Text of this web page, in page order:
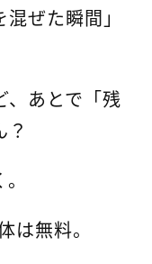
ぜた瞬間」
、あとで「残
は無料。